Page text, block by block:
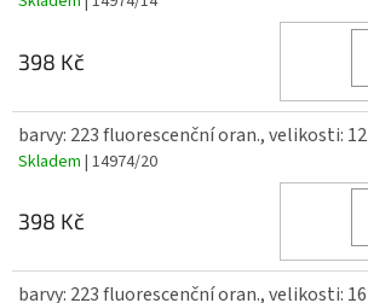
398 Kč
barvy: 223 fluorescenční oran., velikosti: 12
Skladem | 14974/20
398 Kč
barvy: 223 fluorescenční oran., velikosti: 16